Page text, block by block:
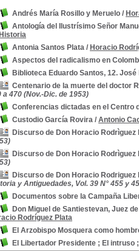
Andrés María Rosillo y Meruelo /
Antología del Ilustrísimo Señor
Antonia Santos Plata / Horacio
Aspectos del radicalismo en
Biblioteca Eduardo Santos, 12.
Centenario de la muerte del doctor
a 470 (Nov.-Dic. de 1953)
Conferencias dictadas en el Centro
Custodio García Rovira / Antonio
Discurso de Don Horacio Rodrìguez
Discurso de Don Horacio Rodrìguez
Discurso de Don Horacio
y Antiguedades, Vol. 39 N° 455 y
Documentos sobre la Campaña
Don Miguel de Santiestevan, Juez
Rodríguez Plata
El Arzobispo Mosquera como
El Libertador Presidente ; El intruso
1818-1819
1810-1819
1902